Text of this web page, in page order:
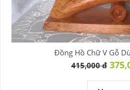
Đồng Hồ Chữ V Gỗ
415,000 đ